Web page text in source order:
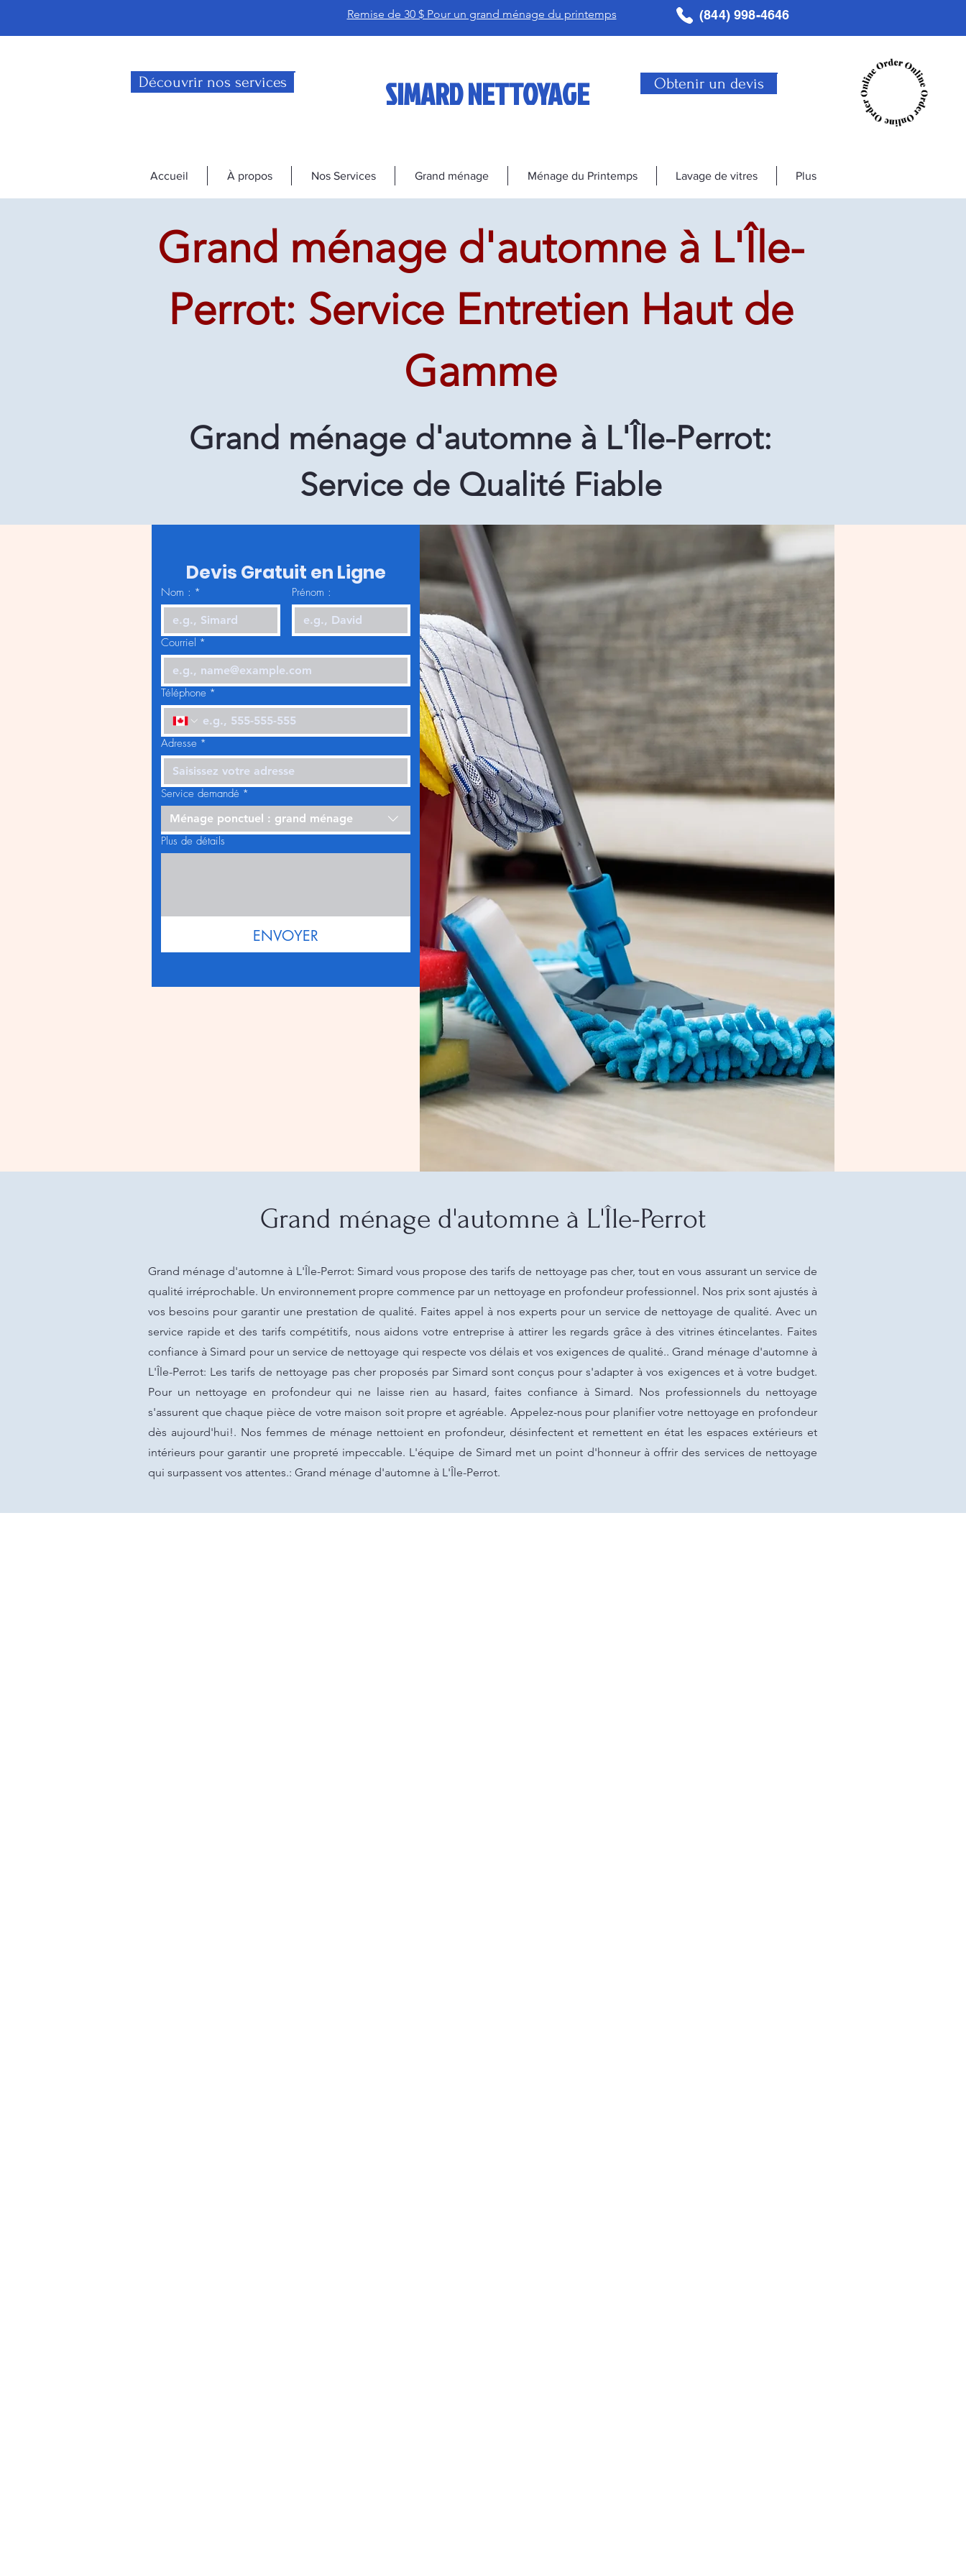
Remise de 30 $ Pour un grand ménage du printemps (844) 998-4646
Découvrir nos services SIMARD NETTOYAGE Obtenir un devis
Accueil À propos Nos Services Grand ménage Ménage du Printemps Lavage de vitres Plus
Grand ménage d'automne à L'Île-
Perrot: Service Entretien Haut de
Gamme
Grand ménage d'automne à L'Île-Perrot:
Service de Qualité Fiable
Devis Gratuit en Ligne
Nom : * Prénom :
Courriel *
Téléphone *
Adresse *
Service demandé *
Ménage ponctuel : grand ménage
Plus de détails
ENVOYER
Grand ménage d'automne à L'Île-Perrot
Grand ménage d'automne à L'Île-Perrot: Simard vous propose des tarifs de nettoyage pas cher, tout en vous assurant un service de
qualité irréprochable. Un environnement propre commence par un nettoyage en profondeur professionnel. Nos prix sont ajustés à
vos besoins pour garantir une prestation de qualité. Faites appel à nos experts pour un service de nettoyage de qualité. Avec un
service rapide et des tarifs compétitifs, nous aidons votre entreprise à attirer les regards grâce à des vitrines étincelantes. Faites
confiance à Simard pour un service de nettoyage qui respecte vos délais et vos exigences de qualité.. Grand ménage d'automne à
L'Île-Perrot: Les tarifs de nettoyage pas cher proposés par Simard sont conçus pour s'adapter à vos exigences et à votre budget.
Pour un nettoyage en profondeur qui ne laisse rien au hasard, faites confiance à Simard. Nos professionnels du nettoyage
s'assurent que chaque pièce de votre maison soit propre et agréable. Appelez-nous pour planifier votre nettoyage en profondeur
dès aujourd'hui!. Nos femmes de ménage nettoient en profondeur, désinfectent et remettent en état les espaces extérieurs et
intérieurs pour garantir une propreté impeccable. L'équipe de Simard met un point d'honneur à offrir des services de nettoyage
qui surpassent vos attentes.: Grand ménage d'automne à L'Île-Perrot.